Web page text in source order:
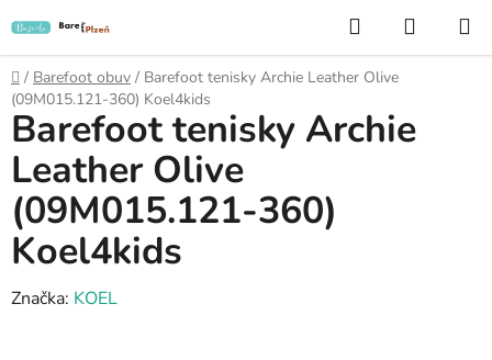
na
obsah
Hledat
KOŠÍK
Domů
/ Barefoot obuv / Barefoot tenisky Archie Leather Olive
(09M015.121-360) Koel4kids
Barefoot tenisky Archie
Leather Olive
(09M015.121-360)
Koel4kids
Značka: KOEL